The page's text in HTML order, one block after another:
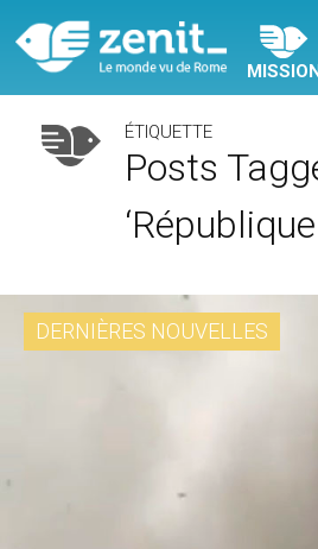
ÉTIQUETTE
Posts
DERNIÈRES NOUVELLES